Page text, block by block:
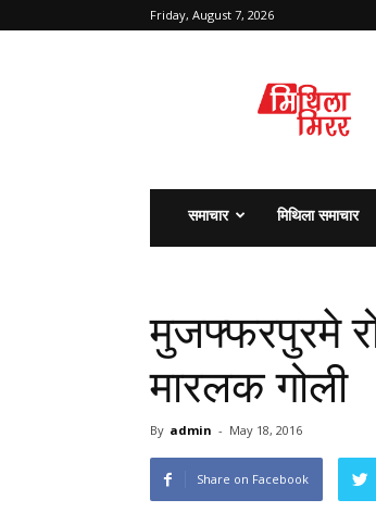
Friday, August 7, 2026
समाचार मिथिला समाचार
मुजफ्फरपुरमे
मारलक गोली
By admin - May 18, 2016
Share on Facebook